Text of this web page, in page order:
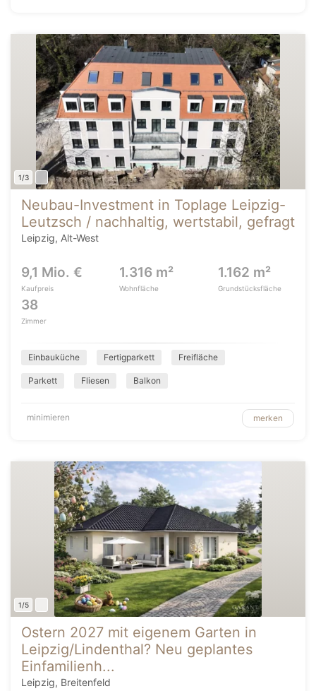
1/3
Neubau-Investment in Toplage Leipzig-
Leutzsch / nachhaltig, wertstabil, gefragt
Leipzig, Alt-West
9,1 Mio. €
Kaufpreis
1.316 m²
Wohnfläche
1.162 m²
Grundstücksfläche
38
Zimmer
Einbauküche Fertigparkett Freifläche
Parkett Fliesen Balkon
minimieren merken
1/5
Ostern 2027 mit eigenem Garten in
Leipzig/Lindenthal? Neu geplantes
Einfamilienh...
Leipzig, Breitenfeld